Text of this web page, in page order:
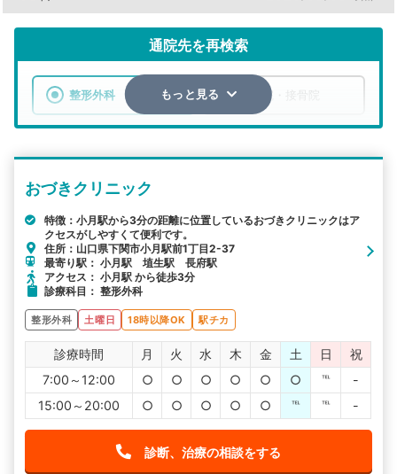
通院先を再検索
整形外科 整骨院・接骨院
詳細条件で絞り込む
その他の検索方法
もっと見る
おづきクリニック
特徴：小月駅から3分の距離に位置しているおづきクリニックはア
クセスがしやすくて便利です。
住所：山口県下関市小月駅前1丁目2-37
最寄り駅： 小月駅 埴生駅 長府駅
アクセス： 小月駅 から徒歩3分
診療科目： 整形外科
整形外科 土曜日 18時以降OK 駅チカ
診療時間 月 火 水 木 金 土 日
祝
7:00～12:00
○ ○ ○ ○ ○ ○ ℡
-
15:00～20:00
○ ○ ○ ○ ○ ℡ ℡ -
診断、治療の相談をする